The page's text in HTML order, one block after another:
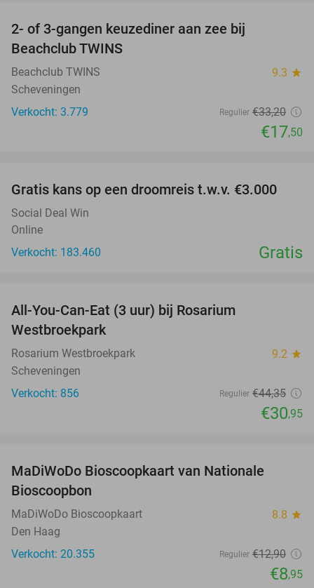
2- of 3-gangen keuzediner aan zee bij
Beachclub TWINS
Beachclub TWINS 9.3 star
Scheveningen
Verkocht: 3.779
Regulier €33,20
€17,50
Gratis kans op een droomreis t.w.v. €3.000
Social Deal Win
Online
Verkocht: 183.460
Gratis
All-You-Can-Eat (3 uur) bij Rosarium
Westbroekpark
Rosarium Westbroekpark 9.2 star
Scheveningen
Verkocht: 856
Regulier €44,35
€30,95
MaDiWoDo Bioscoopkaart van Nationale
Bioscoopbon
MaDiWoDo Bioscoopkaart 8.8 star
Den Haag
Verkocht: 20.355
Regulier €12,90
€8,95